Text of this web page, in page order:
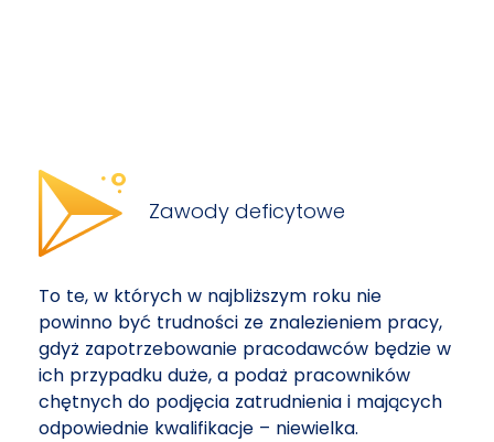
Zawody deficytowe
To te, w których w najbliższym roku nie
powinno być trudności ze znalezieniem pracy,
gdyż zapotrzebowanie pracodawców będzie w
ich przypadku duże, a podaż pracowników
chętnych do podjęcia zatrudnienia i mających
odpowiednie kwalifikacje – niewielka.